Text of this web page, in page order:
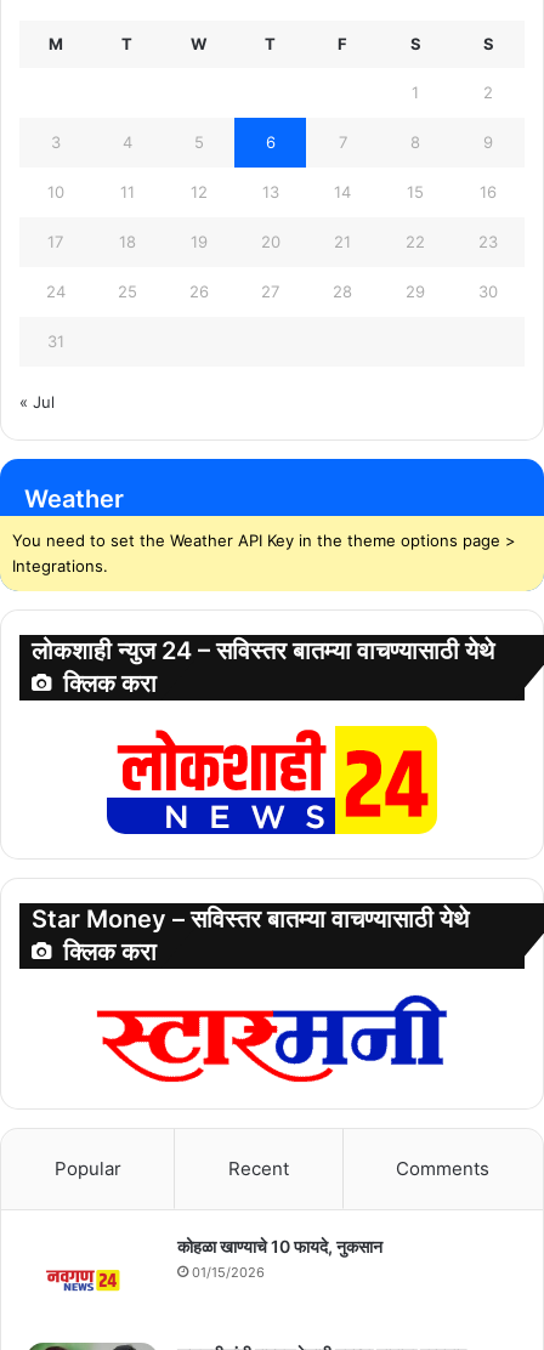
M T W T F S S
1 2
3 4 5 6 7 8 9
10 11 12 13 14 15 16
17 18 19 20 21 22 23
24 25 26 27 28 29 30
31
« Jul
Weather
You need to set the Weather API Key in the theme options page >
Integrations.
लोकशाही न्युज 24 – सविस्तर बातम्या वाचण्यासाठी येथे
क्लिक करा
Star Money – सविस्तर बातम्या वाचण्यासाठी येथे
क्लिक करा
Popular Recent Comments
कोहळा खाण्याचे 10 फायदे, नुकसान
01/15/2026